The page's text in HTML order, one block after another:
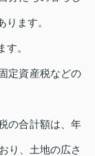
ます。
。
定資産税などの
の合計額は、年
り、土地の広さ